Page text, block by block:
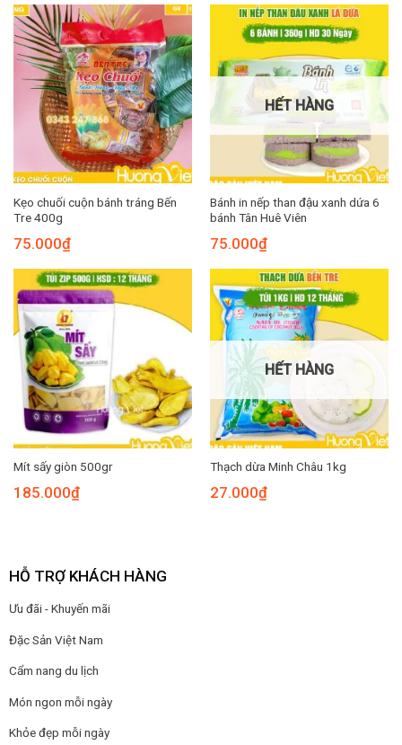
Kẹo chuối cuộn bánh tráng Bến
Tre 400g
75.000₫
HẾT HÀNG
Bánh in nếp than đậu xanh dứa 6
bánh Tân Huê Viên
75.000₫
Mít sấy giòn 500gr
185.000₫
HẾT HÀNG
Thạch dừa Minh Châu 1kg
27.000₫
HỖ TRỢ KHÁCH HÀNG
Ưu đãi - Khuyến mãi
Đặc Sản Việt Nam
Cẩm nang du lịch
Món ngon mỗi ngày
Khỏe đẹp mỗi ngày